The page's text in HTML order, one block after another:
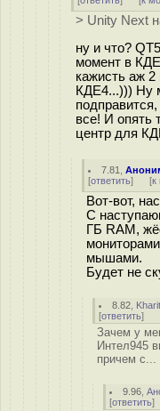
> Unity Next
ну и что?
момент в
кажисть аж 2
КДЕ4...))) Ну
все! И опять
центр для
7.81 ,
[ответить] [к
Вот-вот,
С
ГБ RAM,
мышами.
Будет не
8.82
[ответить]
Зачем у
Интел945
причем с...
9.96 ,
[ответить]